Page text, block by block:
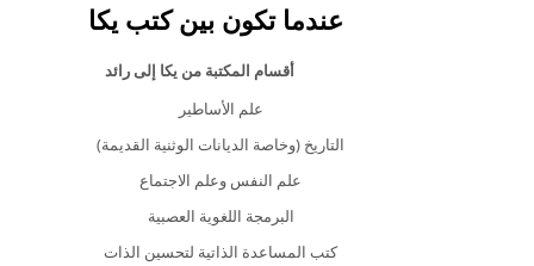
عندما تكون بين كتب يكا
أقسام المكتبة من يكا إلى رائد
علم الأساطير
التاريخ (وخاصة الديانات الوثنية القديمة)
علم النفس وعلم الاجتماع
البرمجة اللغوية العصبية
كتب المساعدة الذاتية لتحسين الذات